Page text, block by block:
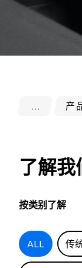
产
了解我
按类别了解
ALL 传